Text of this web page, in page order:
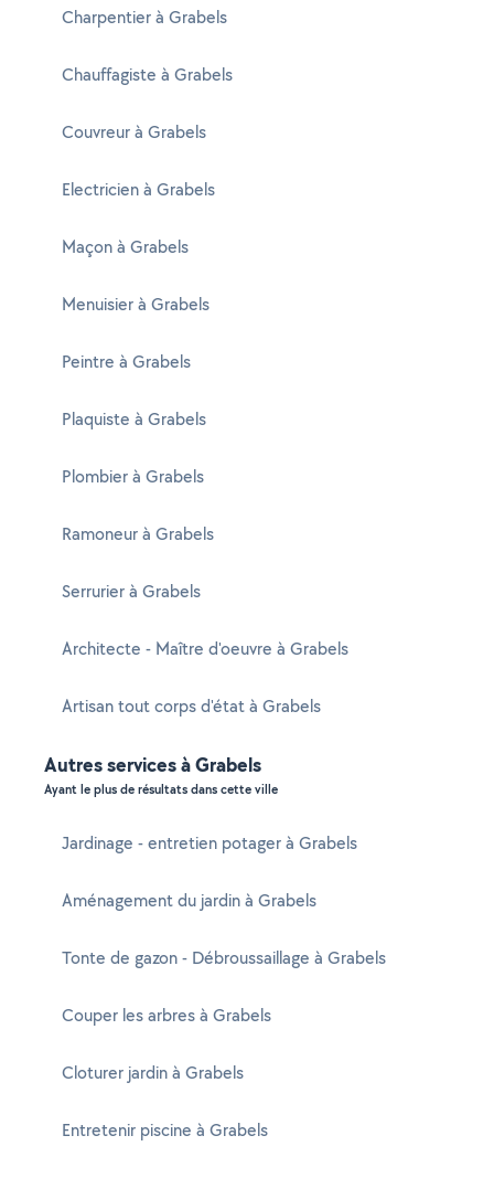
Charpentier à Grabels
Chauffagiste à Grabels
Couvreur à Grabels
Electricien à Grabels
Maçon à Grabels
Menuisier à Grabels
Peintre à Grabels
Plaquiste à Grabels
Plombier à Grabels
Ramoneur à Grabels
Serrurier à Grabels
Architecte - Maître d'oeuvre à Grabels
Artisan tout corps d'état à Grabels
Autres services à Grabels
Ayant le plus de résultats dans cette ville
Jardinage - entretien potager à Grabels
Aménagement du jardin à Grabels
Tonte de gazon - Débroussaillage à Grabels
Couper les arbres à Grabels
Cloturer jardin à Grabels
Entretenir piscine à Grabels